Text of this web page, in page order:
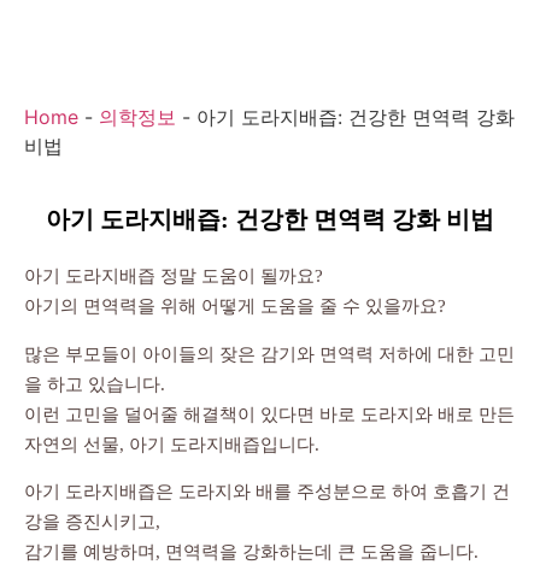
Home - 의학정보 - 아기 도라지배즙: 건강한 면역력 강화
비법
아기 도라지배즙: 건강한 면역력 강화 비법
아기 도라지배즙 정말 도움이 될까요?
아기의 면역력을 위해 어떻게 도움을 줄 수 있을까요?
많은 부모들이 아이들의 잦은 감기와 면역력 저하에 대한 고민
을 하고 있습니다.
이런 고민을 덜어줄 해결책이 있다면 바로 도라지와 배로 만든
자연의 선물, 아기 도라지배즙입니다.
아기 도라지배즙은 도라지와 배를 주성분으로 하여 호흡기 건
강을 증진시키고,
감기를 예방하며, 면역력을 강화하는데 큰 도움을 줍니다.